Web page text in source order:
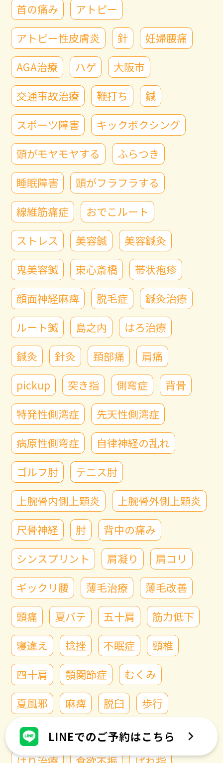
首の痛み
アトピー
アトピー性皮膚炎
針
妊婦腰痛
AGA治療
ハゲ
大阪市
交通事故治療
鞭打ち
鍼
スポーツ障害
キックボクシング
頭がモヤモヤする
ふらつき
睡眠障害
頭がフラフラする
線維筋痛症
おでこルート
ストレス
美容鍼
美容鍼灸
鬼美容鍼
東心斎橋
帯状疱疹
顔面神経麻痺
脱毛症
鍼灸治療
ルート鍼
島之内
はろ治療
鍼灸
針灸 頚部痛
肩痛
pickup
突き指 側弯症
背骨
特発性側湾症
先天性側湾症
病原性側弯症
自律神経の乱れ
ゴルフ肘
テニス肘
上腕骨内側上顆炎
上腕骨外側上顆炎
尺骨神経
肘
背中の痛み
シンスプリント
肩凝り
肩コリ
ギックリ腰
薄毛治療
薄毛改善
頭痛
夏バテ 五十肩
筋力低下
寝違え
捻挫 不眠症
頸椎
四十肩
顎関節症
むくみ
夏風邪
麻痺 脱臼
歩行
後縦靭帯骨化症
交通事故